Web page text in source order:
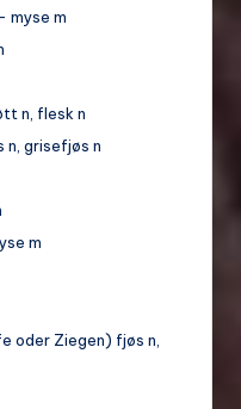
myse m
n, flesk n
n, grisefjøs n
m
oder Ziegen) fjøs n,